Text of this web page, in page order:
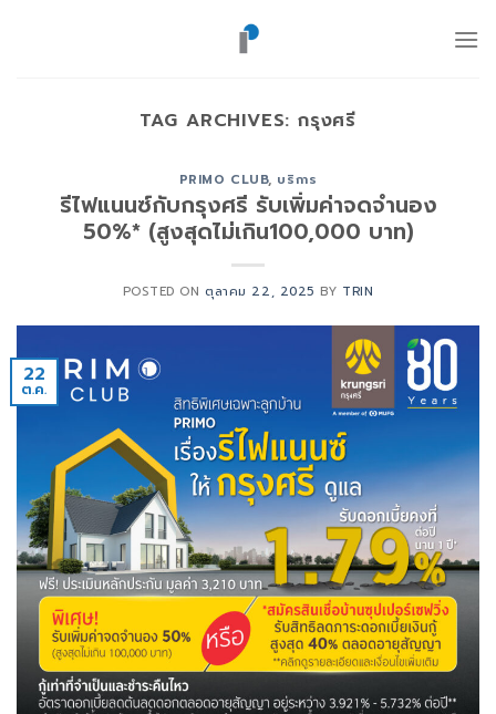
TAG ARCHIVES:กรุงศรี
PRIMO CLUB, บริการ
รีไฟแนนซ์กับกรุงศรี รับเพิ่มค่าจดจำนอง
50%* (สูงสุดไม่เกิน100,000 บาท)
POSTED ON ตุลาคม 22, 2025 BY TRIN
22
ต.ค.